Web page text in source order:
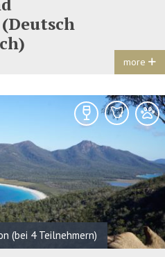
more
(bei 4 Teilnehmern)